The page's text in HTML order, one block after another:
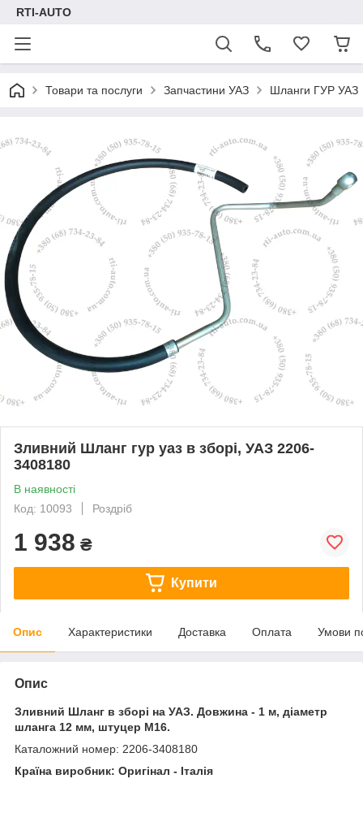
RTI-AUTO
Товари та послуги Запчастини УАЗ Шланги ГУР УАЗ
Зливний Шланг гур уаз в зборі, УАЗ 2206-
3408180
В наявності
Код: 10093
Роздріб
1 938 ₴
Купити
Опис Характеристики Доставка Оплата Умови
Опис
Зливний Шланг в зборі на УАЗ. Довжина - 1 м, діаметр
шланга 12 мм, штуцер М16.
Каталожний номер: 2206-3408180
Країна виробник: Оригінал - Італія